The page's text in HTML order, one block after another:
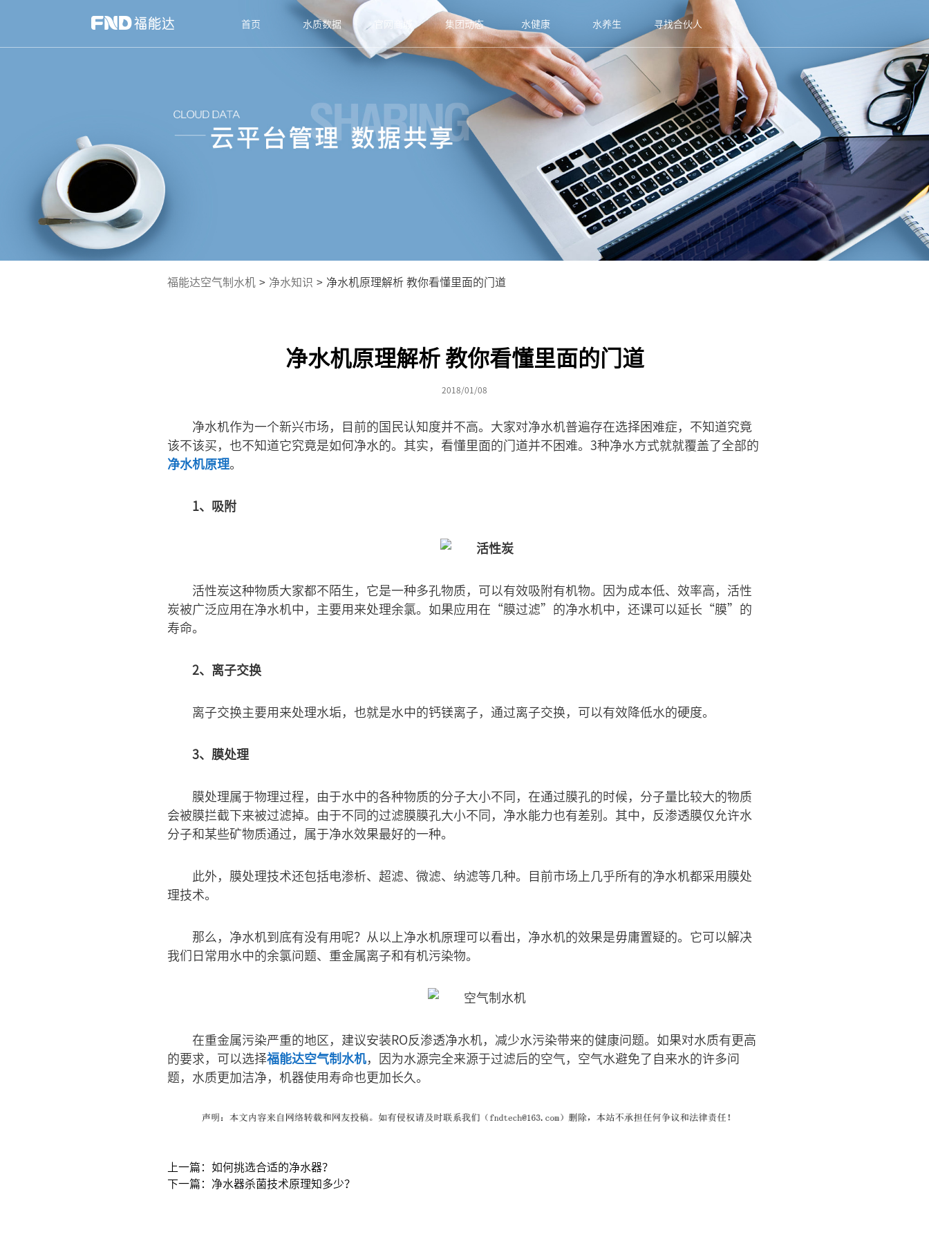
首页 水质数据 官网商城 集团动态 水健康 水养生 寻找合伙人
福能达空气制水机 > 净水知识 > 净水机原理解析 教你看懂里面的门道
净水机原理解析 教你看懂里面的门道
2018/01/08
净水机作为一个新兴市场，目前的国民认知度并不高。大家对净水机普遍存在选择困难症，不知道究竟
该不该买，也不知道它究竟是如何净水的。其实，看懂里面的门道并不困难。3种净水方式就就覆盖了全部的
净水机原理。
1、吸附
活性炭这种物质大家都不陌生，它是一种多孔物质，可以有效吸附有机物。因为成本低、效率高，活性
炭被广泛应用在净水机中，主要用来处理余氯。如果应用在“膜过滤”的净水机中，还课可以延长“膜”的
寿命。
2、离子交换
离子交换主要用来处理水垢，也就是水中的钙镁离子，通过离子交换，可以有效降低水的硬度。
3、膜处理
膜处理属于物理过程，由于水中的各种物质的分子大小不同，在通过膜孔的时候，分子量比较大的物质
会被膜拦截下来被过滤掉。由于不同的过滤膜膜孔大小不同，净水能力也有差别。其中，反渗透膜仅允许水
分子和某些矿物质通过，属于净水效果最好的一种。
此外，膜处理技术还包括电渗析、超滤、微滤、纳滤等几种。目前市场上几乎所有的净水机都采用膜处
理技术。
那么，净水机到底有没有用呢？从以上净水机原理可以看出，净水机的效果是毋庸置疑的。它可以解决
我们日常用水中的余氯问题、重金属离子和有机污染物。
在重金属污染严重的地区，建议安装RO反渗透净水机，减少水污染带来的健康问题。如果对水质有更高
的要求，可以选择福能达空气制水机，因为水源完全来源于过滤后的空气，空气水避免了自来水的许多问
题，水质更加洁净，机器使用寿命也更加长久。
上一篇：如何挑选合适的净水器？
下一篇：净水器杀菌技术原理知多少？